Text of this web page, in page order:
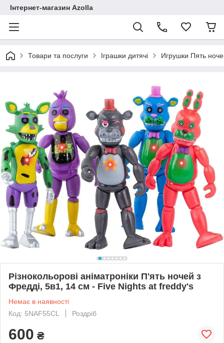
Інтернет-магазин Azolla
Товари та послуги Іграшки дитячі Игрушки Пять
Різнокольорові аніматроніки П'ять ночей з
Фредді, 5в1, 14 см - Five Nights at freddy's
Немає в наявності
Код: 5NAF55CL
Роздріб
600 ₴